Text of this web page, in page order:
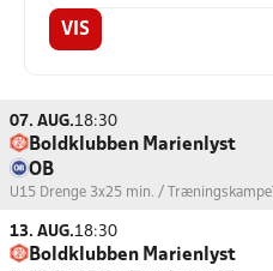
VIS
07. AUG.18:30
Boldklubben Marienlyst
OB
U15 Drenge 3x25 min. / Træningskampe
13. AUG.18:30
Boldklubben Marienlyst